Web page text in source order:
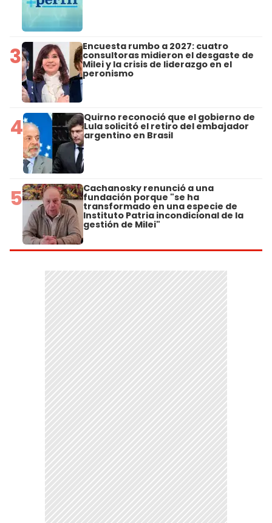
3 Encuesta rumbo a 2027: cuatro
consultoras midieron el desgaste de
Milei y la crisis de liderazgo en el
peronismo
4 Quirno reconoció que el gobierno de
Lula solicitó el retiro del embajador
argentino en Brasil
5 Cachanosky renunció a una
fundación porque "se ha
transformado en una especie de
Instituto Patria incondicional de la
gestión de Milei"